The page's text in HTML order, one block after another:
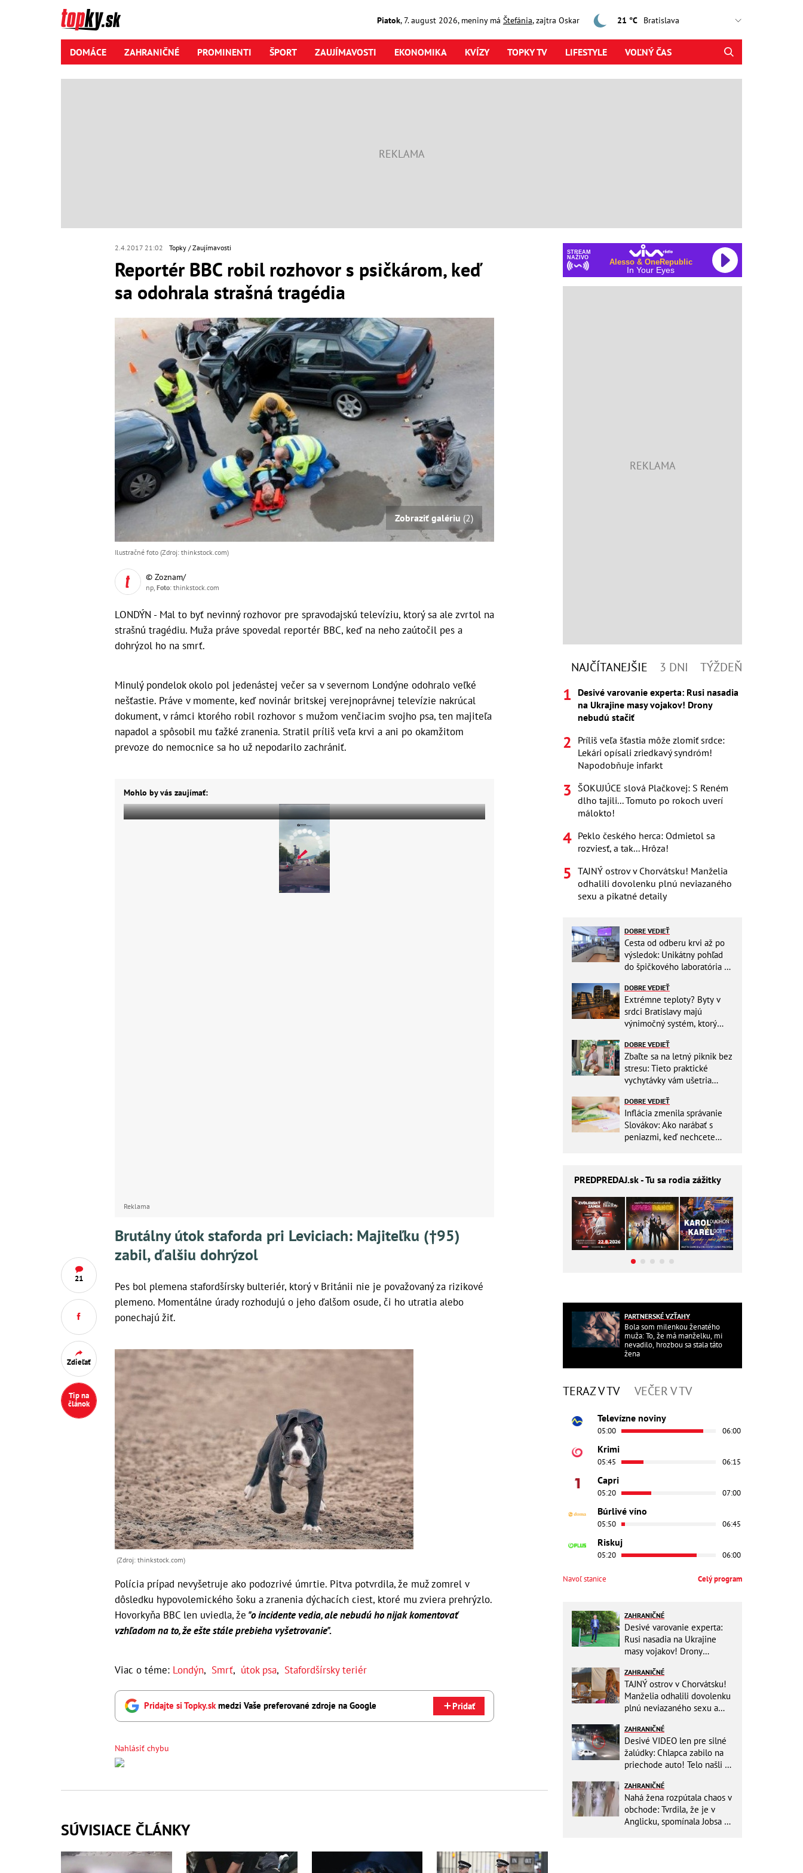
Piatok,7. august2026, meniny má Štefánia, zajtra Oskar 21 °C
DOMÁCE ZAHRANIČNÉ PROMINENTI ŠPORT ZAUJÍMAVOSTI EKONOMIKA KVÍZY TOPKY TV LIFESTYLE VOĽNÝ ČAS
2.4.2017 21:02 Topky Zaujímavosti
Reportér BBC robil rozhovor s psičkárom, keď
sa odohrala strašná tragédia
21
Zdieľať
Tip na
článok
Zobraziť galériu (2)
Ilustračné foto (Zdroj: thinkstock.com)
© Zoznam/
np, Foto: thinkstock.com
LONDÝN - Mal to byť nevinný rozhovor pre spravodajskú televíziu, ktorý sa ale zvrtol na
strašnú tragédiu. Muža práve spovedal reportér BBC, keď na neho zaútočil pes a
dohrýzol ho na smrť.
Minulý pondelok okolo pol jedenástej večer sa v severnom Londýne odohralo veľké
nešťastie. Práve v momente, keď novinár britskej verejnoprávnej televízie nakrúcal
dokument, v rámci ktorého robil rozhovor s mužom venčiacim svojho psa, ten majiteľa
napadol a spôsobil mu ťažké zranenia. Stratil príliš veľa krvi a ani po okamžitom
prevoze do nemocnice sa ho už nepodarilo zachrániť.
Mohlo by vás zaujímať:
Reklama
Brutálny útok staforda pri Leviciach: Majiteľku (†95)
zabil, ďalšiu dohrýzol
Pes bol plemena stafordšírsky bulteriér, ktorý v Británii nie je považovaný za rizikové
plemeno. Momentálne úrady rozhodujú o jeho ďalšom osude, či ho utratia alebo
ponechajú žiť.
(Zdroj: thinkstock.com)
Polícia prípad nevyšetruje ako podozrivé úmrtie. Pitva potvrdila, že muž zomrel v
dôsledku hypovolemického šoku a zranenia dýchacích ciest, ktoré mu zviera prehrýzlo.
Hovorkyňa BBC len uviedla, že "o incidente vedia, ale nebudú ho nijak komentovať
vzhľadom na to, že ešte stále prebieha vyšetrovanie".
Viac o téme: Londýn, Smrť, útok psa, Stafordšírsky teriér
Pridajte si Topky.skmedzi Vaše preferované zdroje na Google Pridať
Nahlásiť chybu
SÚVISIACE ČLÁNKY
STREAM
NAŽIVO
Alesso & OneRepublic
In Your Eyes
NAJČÍTANEJŠIE 3 DNI TÝŽDEŇ
Desivé varovanie experta: Rusi nasadia
na Ukrajine masy vojakov! Drony
nebudú stačiť
Príliš veľa šťastia môže zlomiť srdce:
Lekári opísali zriedkavý syndróm!
Napodobňuje infarkt
ŠOKUJÚCE slová Plačkovej: S Reném
dlho tajili... Tomuto po rokoch uverí
málokto!
Peklo českého herca: Odmietol sa
rozviesť, a tak... Hrôza!
TAJNÝ ostrov v Chorvátsku! Manželia
odhalili dovolenku plnú neviazaného
sexu a pikatné detaily
DOBRE VEDIEŤ
Cesta od odberu krvi až po
výsledok: Unikátny pohľad
do špičkového laboratória na
DOBRE VEDIEŤ
Extrémne teploty? Byty v
srdci Bratislavy majú
výnimočný systém, ktorý
DOBRE VEDIEŤ
Zbaľte sa na letný piknik bez
stresu: Tieto praktické
vychytávky vám ušetria
DOBRE VEDIEŤ
Inflácia zmenila správanie
Slovákov: Ako narábať s
peniazmi, keď nechcete
PREDPREDAJ.sk - Tu sa rodia zážitky
PARTNERSKÉ VZŤAHY
Bola som milenkou ženatého
muža: To, že má manželku, mi
nevadilo, hrozbou sa stala táto
žena
TERAZ V TV VEČER V TV
Televízne noviny
05:00 06:00
Krimi
05:45 06:15
Capri
05:20 07:00
Búrlivé víno
05:50 06:45
Riskuj
05:20 06:00
Navoľ stanice Celý program
ZAHRANIČNÉ
Desivé varovanie experta:
Rusi nasadia na Ukrajine
masy vojakov! Drony
ZAHRANIČNÉ
TAJNÝ ostrov v Chorvátsku!
Manželia odhalili dovolenku
plnú neviazaného sexu a
ZAHRANIČNÉ
Desivé VIDEO len pre silné
žalúdky: Chlapca zabilo na
priechode auto! Telo našli o
ZAHRANIČNÉ
Nahá žena rozpútala chaos v
obchode: Tvrdila, že je v
Anglicku, spomínala Jobsa aj